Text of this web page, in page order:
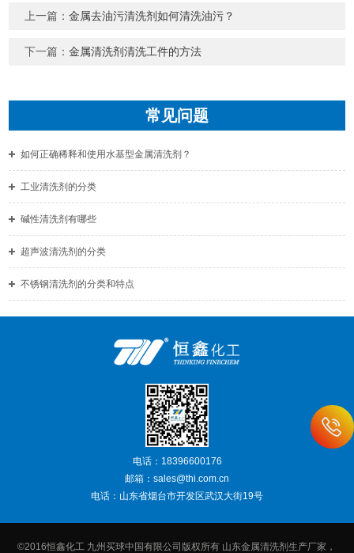
上一篇：金属去油污清洗剂如何清洗油污？
下一篇：金属清洗剂清洗工件的方法
常见问题
如何正确稀释和使用水基型金属清洗剂？
工业清洗剂的分类
碱性清洗剂有哪些
超声波清洗剂的分类
不锈钢清洗剂的分类和特点
电话：18396600176
邮箱：sales@thi.com.cn
电话：山东省烟台市开发区武汉大街19号
©2016恒鑫化工 九州买球中国有限公司版权所有 山东金属清洗剂生产厂家，